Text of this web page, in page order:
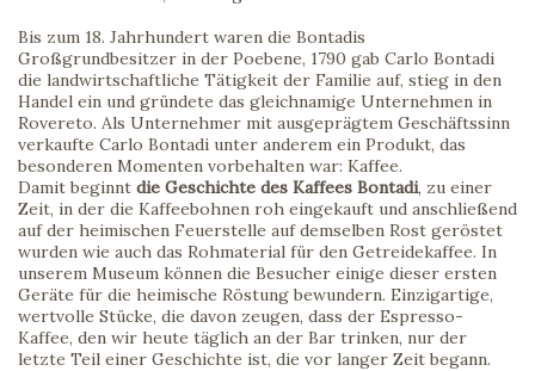
Bis zum 18. Jahrhundert waren die Bontadis
Großgrundbesitzer in der Poebene, 1790 gab Carlo Bontadi
die landwirtschaftliche Tätigkeit der Familie auf, stieg in den
Handel ein und gründete das gleichnamige Unternehmen in
Rovereto. Als Unternehmer mit ausgeprägtem Geschäftssinn
verkaufte Carlo Bontadi unter anderem ein Produkt, das
besonderen Momenten vorbehalten war: Kaffee.
Damit beginnt die Geschichte des Kaffees Bontadi, zu einer
Zeit, in der die Kaffeebohnen roh eingekauft und anschließend
auf der heimischen Feuerstelle auf demselben Rost geröstet
wurden wie auch das Rohmaterial für den Getreidekaffee. In
unserem Museum können die Besucher einige dieser ersten
Geräte für die heimische Röstung bewundern. Einzigartige,
wertvolle Stücke, die davon zeugen, dass der Espresso-
Kaffee, den wir heute täglich an der Bar trinken, nur der
letzte Teil einer Geschichte ist, die vor langer Zeit begann.